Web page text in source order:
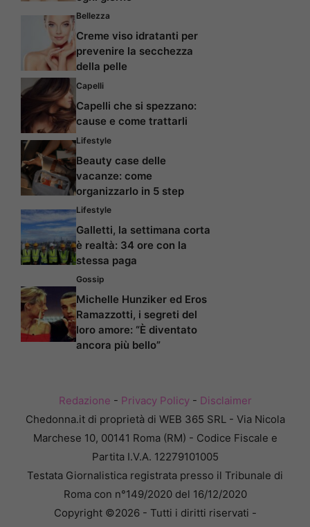
Bellezza
Creme viso idratanti per
prevenire la secchezza
della pelle
Capelli
Capelli che si spezzano:
cause e come trattarli
Lifestyle
Beauty case delle
vacanze: come
organizzarlo in 5 step
Lifestyle
Galletti, la settimana corta
è realtà: 34 ore con la
stessa paga
Gossip
Michelle Hunziker ed Eros
Ramazzotti, i segreti del
loro amore: “È diventato
ancora più bello”
Redazione - Privacy Policy- Disclaimer
Chedonna.it di proprietà di WEB 365 SRL - Via Nicola
Marchese 10, 00141 Roma (RM) - Codice Fiscale e
Partita I.V.A. 12279101005
Testata Giornalistica registrata presso il Tribunale di
Roma con n°149/2020 del 16/12/2020
Copyright ©2026 - Tutti i diritti riservati -